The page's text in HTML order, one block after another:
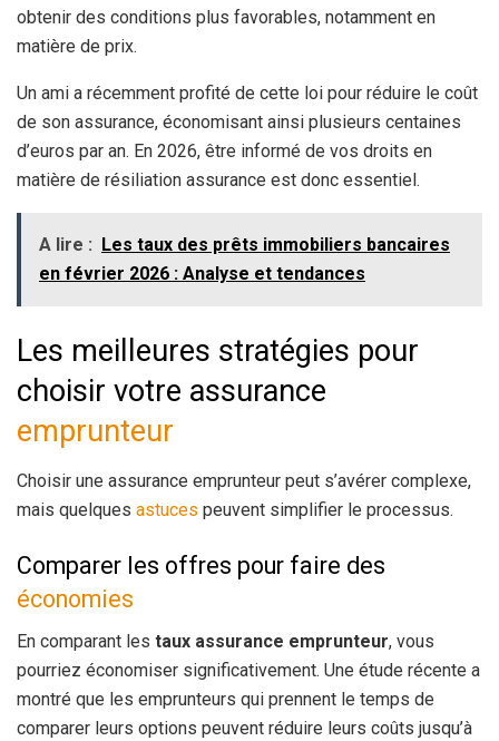
obtenir des conditions plus favorables, notamment en
matière de prix.
Un ami a récemment profité de cette loi pour réduire le coût
de son assurance, économisant ainsi plusieurs centaines
d’euros par an. En 2026, être informé de vos droits en
matière de résiliation assurance est donc essentiel.
A lire : Les taux des prêts immobiliers bancaires
en février 2026 : Analyse et tendances
Les meilleures stratégies pour
choisir votre assurance
emprunteur
Choisir une assurance emprunteur peut s’avérer complexe,
mais quelques astuces peuvent simplifier le processus.
Comparer les offres pour faire des
économies
En comparant les taux assurance emprunteur, vous
pourriez économiser significativement. Une étude récente a
montré que les emprunteurs qui prennent le temps de
comparer leurs options peuvent réduire leurs coûts jusqu’à